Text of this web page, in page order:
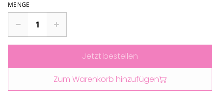
MENGE
Jetzt bestellen
Zum Warenkorb hinzufügen